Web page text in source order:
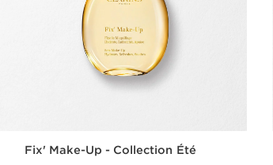
Fix' Make-Up - Collection Été